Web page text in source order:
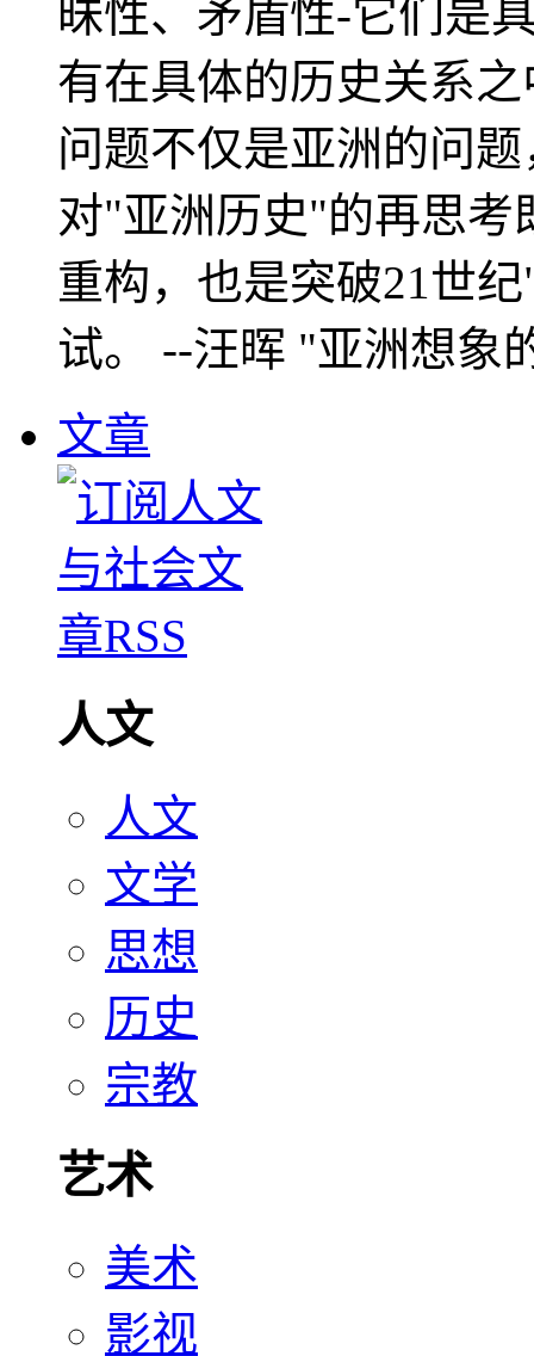
昧性、矛盾性-它们是
有在具体的历史关系
问题不仅是亚洲的问
对"亚洲历史"的再思考
重构，也是突破21世
试。 --汪晖 "亚洲想象
文章
人文
人文
文学
思想
历史
宗教
艺术
美术
影视